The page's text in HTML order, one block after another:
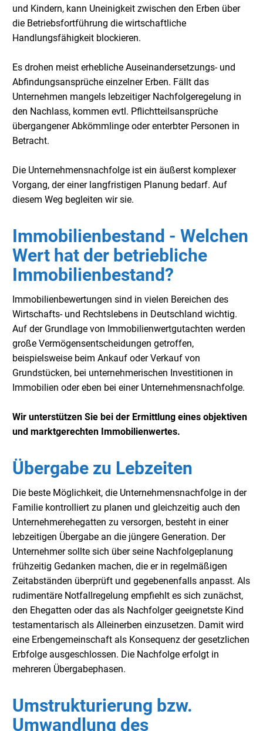
und Kindern, kann Uneinigkeit zwischen den Erben über
die Betriebsfortführung die wirtschaftliche
Handlungsfähigkeit blockieren.
Es drohen meist erhebliche Auseinandersetzungs- und
Abfindungsansprüche einzelner Erben. Fällt das
Unternehmen mangels lebzeitiger Nachfolgeregelung in
den Nachlass, kommen evtl. Pflichtteilsansprüche
übergangener Abkömmlinge oder enterbter Personen in
Betracht.
Die Unternehmensnachfolge ist ein äußerst komplexer
Vorgang, der einer langfristigen Planung bedarf. Auf
diesem Weg begleiten wir sie.
Immobilienbestand - Welchen
Wert hat der betriebliche
Immobilienbestand?
Immobilienbewertungen sind in vielen Bereichen des
Wirtschafts- und Rechtslebens in Deutschland wichtig.
Auf der Grundlage von Immobilienwertgutachten werden
große Vermögensentscheidungen getroffen,
beispielsweise beim Ankauf oder Verkauf von
Grundstücken, bei unternehmerischen Investitionen in
Immobilien oder eben bei einer Unternehmensnachfolge.
Wir unterstützen Sie bei der Ermittlung eines objektiven
und marktgerechten Immobilienwertes.
Übergabe zu Lebzeiten
Die beste Möglichkeit, die Unternehmensnachfolge in der
Familie kontrolliert zu planen und gleichzeitig auch den
Unternehmerehegatten zu versorgen, besteht in einer
lebzeitigen Übergabe an die jüngere Generation. Der
Unternehmer sollte sich über seine Nachfolgeplanung
frühzeitig Gedanken machen, die er in regelmäßigen
Zeitabständen überprüft und gegebenenfalls anpasst. Als
rudimentäre Notfallregelung empfiehlt es sich zunächst,
den Ehegatten oder das als Nachfolger geeignetste Kind
testamentarisch als Alleinerben einzusetzen. Damit wird
eine Erbengemeinschaft als Konsequenz der gesetzlichen
Erbfolge ausgeschlossen. Die Nachfolge erfolgt in
mehreren Übergabephasen.
Umstrukturierung bzw.
Umwandlung des